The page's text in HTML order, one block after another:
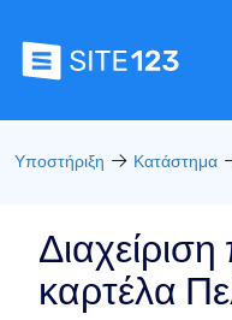
Υποστήριξη Κατάστημα
καρτέλα